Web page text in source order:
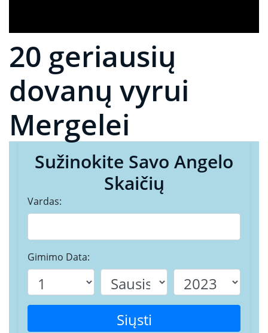
20 geriausių
dovanų vyrui
Mergelei
Sužinokite Savo Angelo
Skaičių
Vardas:
Gimimo Data:
Siųsti